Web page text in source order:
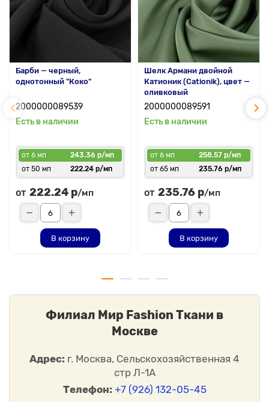
Барби — черный,
однотонный "Коко"
2000000089539
Есть в наличии
от 6 мп
243.36 р/мп
от 50 мп
222.24 р/мп
от 222.24 р/мп
В корзину
Шелк Армани двойной
Катионик (Cationik), цвет —
оливковый
2000000089591
Есть в наличии
от 6 мп
258.57 р/мп
от 65 мп
235.76 р/мп
от 235.76 р/мп
В корзину
Филиал Мир Fashion Ткани в
Москве
Адрес: г. Москва, Сельскохозяйственная 4
стр Л-1А
Телефон: +7 (926) 132-05-45